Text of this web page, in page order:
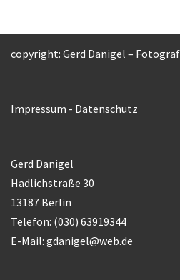
copyright: Gerd Danigel – Fotograf
Impressum - Datenschutz
Gerd Danigel
Hadlichstraße 30
13187 Berlin
Telefon: (030) 63919344
E-Mail: gdanigel@web.de